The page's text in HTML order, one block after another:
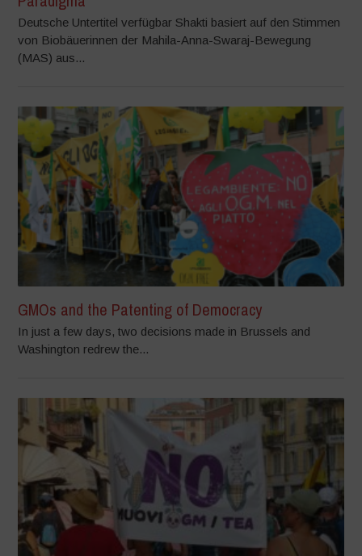
Deutsche Untertitel verfügbar Shakti basiert auf den Stimmen
von Biobäuerinnen der Mahila-Anna-Swaraj-Bewegung
(MAS) aus...
GMOs and the Patenting of Democracy
In just a few days, two decisions made in Brussels and
Washington redrew the...